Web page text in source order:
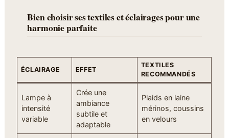
Bien choisir ses textiles et éclairages pour une
harmonie parfaite
ÉCLAIRAGE EFFET
TEXTILES
RECOMMANDÉS
Lampe à
intensité
variable
Crée une
ambiance
subtile et
adaptable
Plaids en laine
mérinos, coussins
en velours